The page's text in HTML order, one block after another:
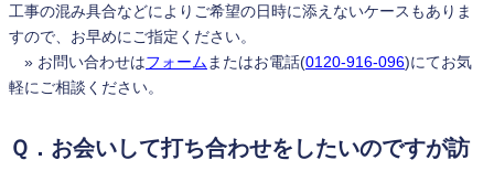
工事の混み具合などによりご希望の日時に添えないケースもありま
すので、お早めにご指定ください。
» お問い合わせはフォーム またはお電話(0120-916-096)にてお気
軽にご相談ください。
Ｑ．お会いして打ち合わせをしたいのですが訪